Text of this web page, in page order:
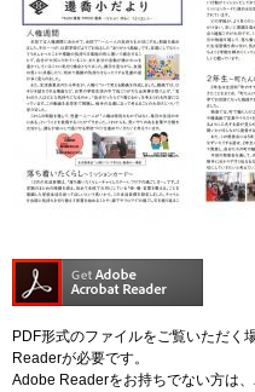
PDF形式のファイルをご覧いただく
Readerが必要です。
Adobe Readerをお持ちでない方は